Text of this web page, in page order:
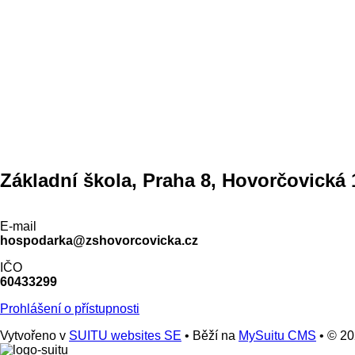
Základní škola, Praha 8, Hovorčovická
E-mail
hospodarka@zshovorcovicka.cz
IČO
60433299
Prohlášení o přístupnosti
Vytvořeno v SUITU websites SE • Běží na MySuitu CMS • ©